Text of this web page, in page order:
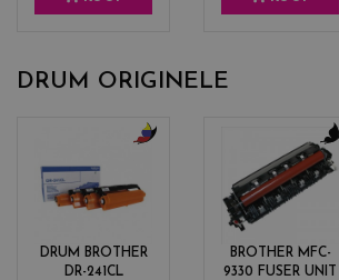
DRUM ORIGINELE
DRUM BROTHER
DR-241CL
l
r
BROTHER MFC-
9330 FUSER UNIT
c
o
r
s